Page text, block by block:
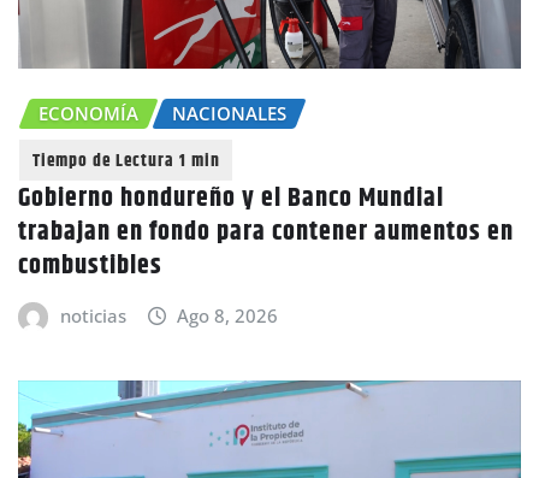
ECONOMÍA NACIONALES
Gobierno hondureño y el Banco Mundial
trabajan en fondo para contener aumentos en
combustibles
noticias Ago 8, 2026